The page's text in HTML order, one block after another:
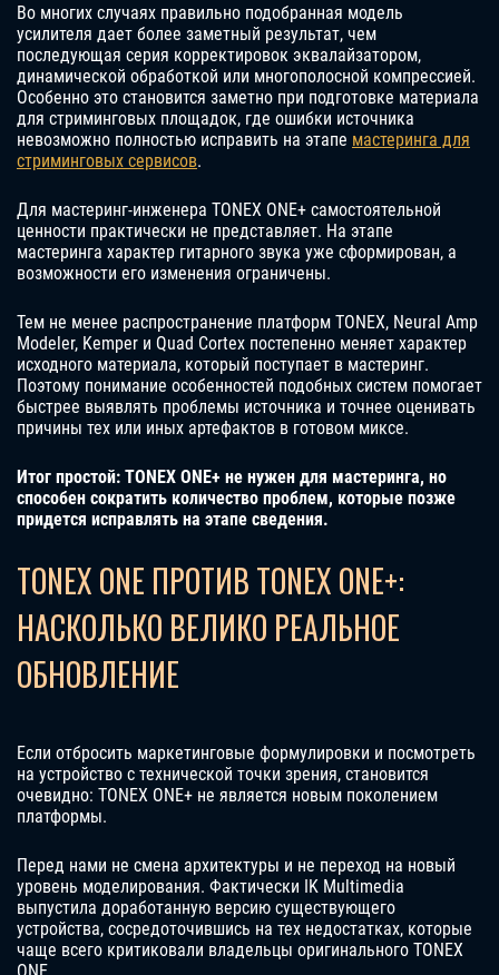
Во многих случаях правильно подобранная модель
усилителя дает более заметный результат, чем
последующая серия корректировок эквалайзатором,
динамической обработкой или многополосной компрессией.
Особенно это становится заметно при подготовке материала
для стриминговых площадок, где ошибки источника
невозможно полностью исправить на этапе мастеринга для
стриминговых сервисов.
Для мастеринг-инженера TONEX ONE+ самостоятельной
ценности практически не представляет. На этапе
мастеринга характер гитарного звука уже сформирован, а
возможности его изменения ограничены.
Тем не менее распространение платформ TONEX, Neural Amp
Modeler, Kemper и Quad Cortex постепенно меняет характер
исходного материала, который поступает в мастеринг.
Поэтому понимание особенностей подобных систем помогает
быстрее выявлять проблемы источника и точнее оценивать
причины тех или иных артефактов в готовом миксе.
Итог простой: TONEX ONE+ не нужен для мастеринга, но
способен сократить количество проблем, которые позже
придется исправлять на этапе сведения.
TONEX ONE ПРОТИВ TONEX ONE+:
НАСКОЛЬКО ВЕЛИКО РЕАЛЬНОЕ
ОБНОВЛЕНИЕ
Если отбросить маркетинговые формулировки и посмотреть
на устройство с технической точки зрения, становится
очевидно: TONEX ONE+ не является новым поколением
платформы.
Перед нами не смена архитектуры и не переход на новый
уровень моделирования. Фактически IK Multimedia
выпустила доработанную версию существующего
устройства, сосредоточившись на тех недостатках, которые
чаще всего критиковали владельцы оригинального TONEX